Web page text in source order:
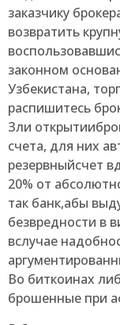
заказчику
возвратить
законном
Узбекистана,
распишитесь
Зли
счета, для них
резервныйсчет
20% от
так банк,абы
безвредности в
вслучае
Во биткоинах
брошенные при